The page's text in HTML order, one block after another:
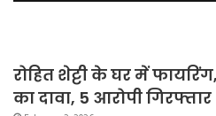
रोहित शेट्टी के घर में
का दावा, 5 आरोपी गिरफ्तार